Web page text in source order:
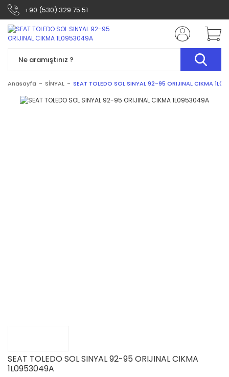
+90 (530) 329 75 51
Anasayfa SİNYAL SEAT TOLEDO SOL SINYAL 92-95 ORIJINAL CIKMA
SEAT TOLEDO SOL SINYAL 92-95 ORIJINAL CIKMA
1L0953049A